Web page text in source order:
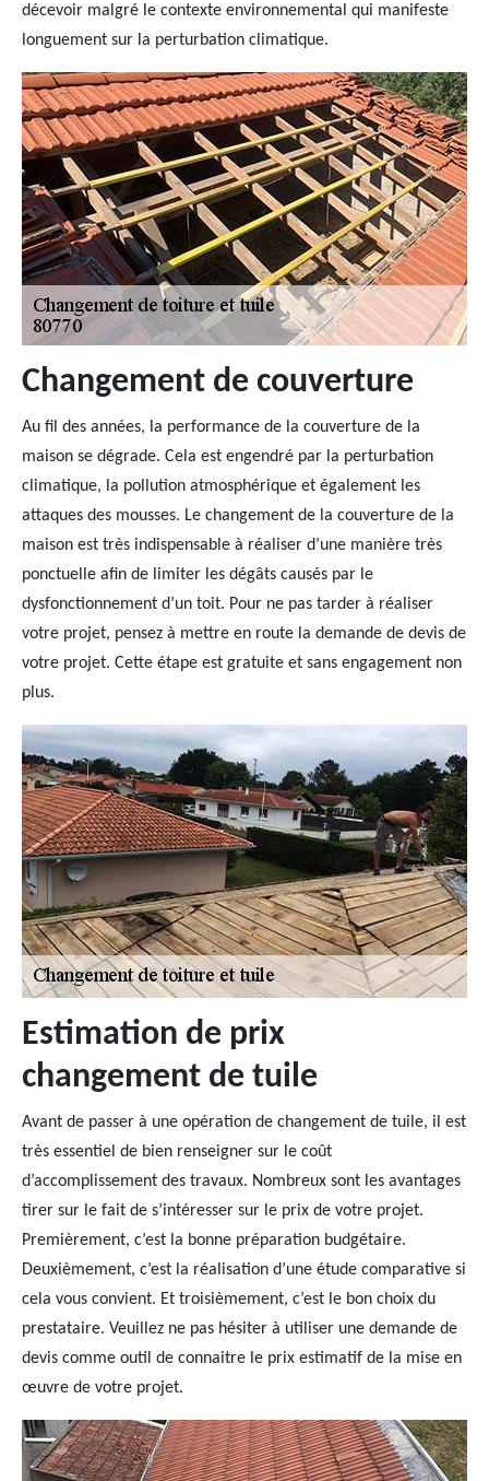
décevoir malgré le contexte environnemental qui manifeste
longuement sur la perturbation climatique.
Changement de couverture
Au fil des années, la performance de la couverture de la
maison se dégrade. Cela est engendré par la perturbation
climatique, la pollution atmosphérique et également les
attaques des mousses. Le changement de la couverture de la
maison est très indispensable à réaliser d’une manière très
ponctuelle afin de limiter les dégâts causés par le
dysfonctionnement d’un toit. Pour ne pas tarder à réaliser
votre projet, pensez à mettre en route la demande de devis de
votre projet. Cette étape est gratuite et sans engagement non
plus.
Estimation de prix
changement de tuile
Avant de passer à une opération de changement de tuile, il est
très essentiel de bien renseigner sur le coût
d’accomplissement des travaux. Nombreux sont les avantages
tirer sur le fait de s’intéresser sur le prix de votre projet.
Premièrement, c’est la bonne préparation budgétaire.
Deuxièmement, c’est la réalisation d’une étude comparative si
cela vous convient. Et troisièmement, c’est le bon choix du
prestataire. Veuillez ne pas hésiter à utiliser une demande de
devis comme outil de connaitre le prix estimatif de la mise en
œuvre de votre projet.